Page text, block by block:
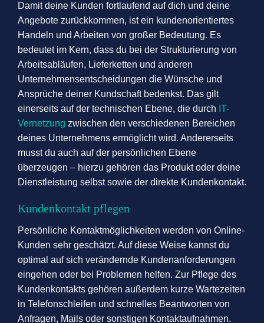
Damit deine Kunden fortlaufend auf dich und deine
Angebote zurückkommen, ist ein kundenorientiertes
Handeln und Arbeiten von großer Bedeutung. Es
bedeutet im Kern, dass du bei der Strukturierung von
Arbeitsabläufen, Lieferketten und anderen
Unternehmensentscheidungen die Wünsche und
Ansprüche deiner Kundschaft bedenkst. Das gilt
einerseits auf der technischen Ebene, die durch IT-
Vernetzung zwischen den verschiedenen Bereichen
deines Unternehmens ermöglicht wird. Andererseits
musst du auch auf der persönlichen Ebene
überzeugen – hierzu gehören das Produkt oder deine
Dienstleistung selbst sowie der direkte Kundenkontakt.
Kundenkontakt pflegen
Persönliche Kontaktmöglichkeiten werden von Online-
Kunden sehr geschätzt. Auf diese Weise kannst du
optimal auf sich verändernde Kundenanforderungen
eingehen oder bei Problemen helfen. Zur Pflege des
Kundenkontakts gehören außerdem kurze Wartezeiten
in Telefonschleifen und schnelles Beantworten von
Anfragen, Mails oder sonstigen Kontaktaufnahmen.